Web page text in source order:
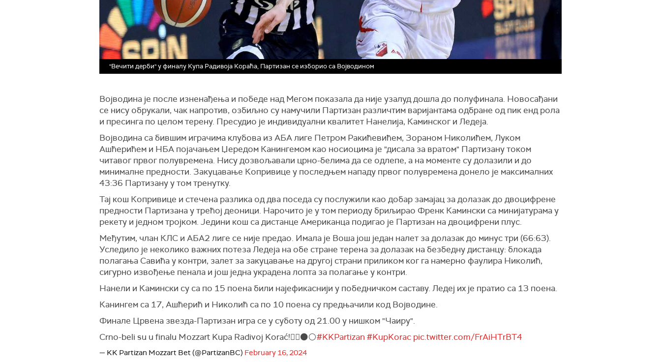
"Вечити дерби" у финалу Купа Радивоја Кораћа, Партизан се изборио са Војводином
Војводина је после изненађења и победе над Мегом показала да није узалуд дошла до полуфинала. Новосађани
се нису обрукали, чак напротив, озбиљно су намучили Партизан различтим варијантама одбране од пик енд рола
и пресинга по целом терену. Пресудио је индивидуални квалитет Нанелија, Каминског и Ледеја.
Војводина са бившим играчима клубова из АБА лиге Петром Ракићевићем, Зораном Николићем, Луком
Ашћерићем и НБА појачањем Џередом Канингемом као носиоцима је "дисала за вратом" Партизану током
читавог првог полувремена. Нису дозвољавали црно-белима да се одлепе, а на моменте су долазили и до
минималне предности. Закуцавање Копривице у последњем нападу првог полувремена донело је максималних
43:36 Партизану у том тренутку.
Тај кош Копривице и стечена разлика од два поседа су послужили као добар замајац за долазак до двоцифрене
предности Партизана у трећој деоници. Нарочито је у том периоду бриљирао Френк Камински са минијатурама у
рекету и једном тројком. Једини кош са дистанце Американца подигао је Партизан на двоцифрени плус.
Међутим, члан КЛС и АБА2 лиге се није предао. Имала је Воша још један налет за долазак до минус три (66:63).
Уследило је неколико важних потеза Ледеја на обе стране терена за долазак на безбедну дистанцу: блокада
полагања Савића у контри, залет за закуцавање на другој страни приликом ког га намерно фаулира Николић,
сигурно извођење пенала и још једна украдена лопта за полагање у контри.
Нанели и Камински су са по 15 поена били најефикаснији у победничком саставу. Ледеј их је пратио са 13 поена.
Канингем са 17, Ашћерић и Николић са по 10 поена су предњачили код Војводине.
Финале Црвена звезда-Партизан игра се у суботу од 21.00 у нишком "Чаиру".
Crno-beli su u finalu Mozzart Kupa Radivoj Korać!✊🏽⚫️⚪️#KKPartizan #KupKorac pic.twitter.com/FrAiHTrBT4
— KK Partizan Mozzart Bet (@PartizanBC) February 16, 2024